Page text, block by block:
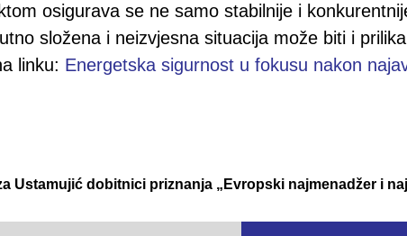
osigurava se ne samo stabilnije i
složena i neizvjesna situacija može biti i
linku: Energetska sigurnost u fokusu nakon
Ustamujić dobitnici priznanja „Evropski najmenadžer i